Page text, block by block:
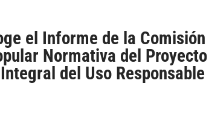
el Informe de la Comisión
Normativa del Proyecto
del Uso Responsable